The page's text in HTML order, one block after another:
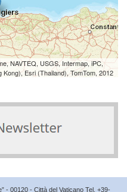
NAVTEQ, USGS, Intermap, iPC,
Esri (Thailand), TomTom, 2012
- 00120 - Città del Vaticano Tel. +39-